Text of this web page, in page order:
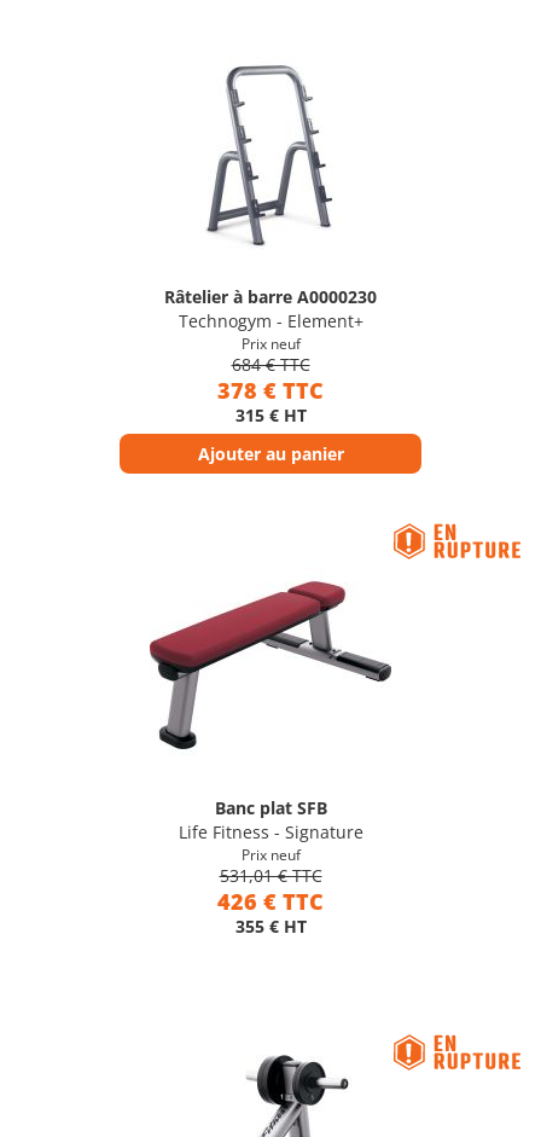
Râtelier à barre A0000230
Technogym - Element+
Prix neuf
684 € TTC
378 € TTC
315 € HT
Ajouter au panier
Banc plat SFB
Life Fitness - Signature
Prix neuf
531,01 € TTC
426 € TTC
355 € HT